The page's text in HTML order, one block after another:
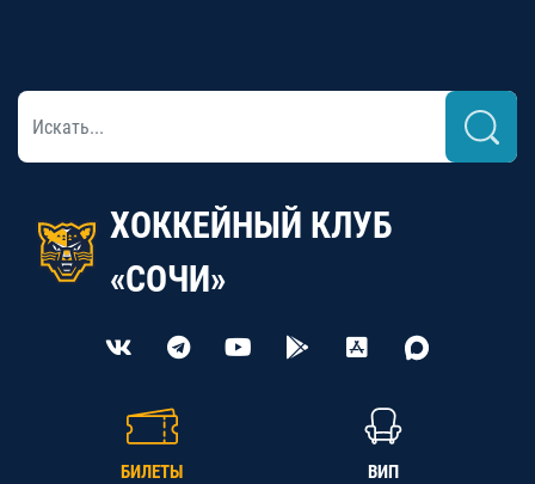
ХОККЕЙНЫЙ КЛУБ
«СОЧИ»
БИЛЕТЫ ВИП